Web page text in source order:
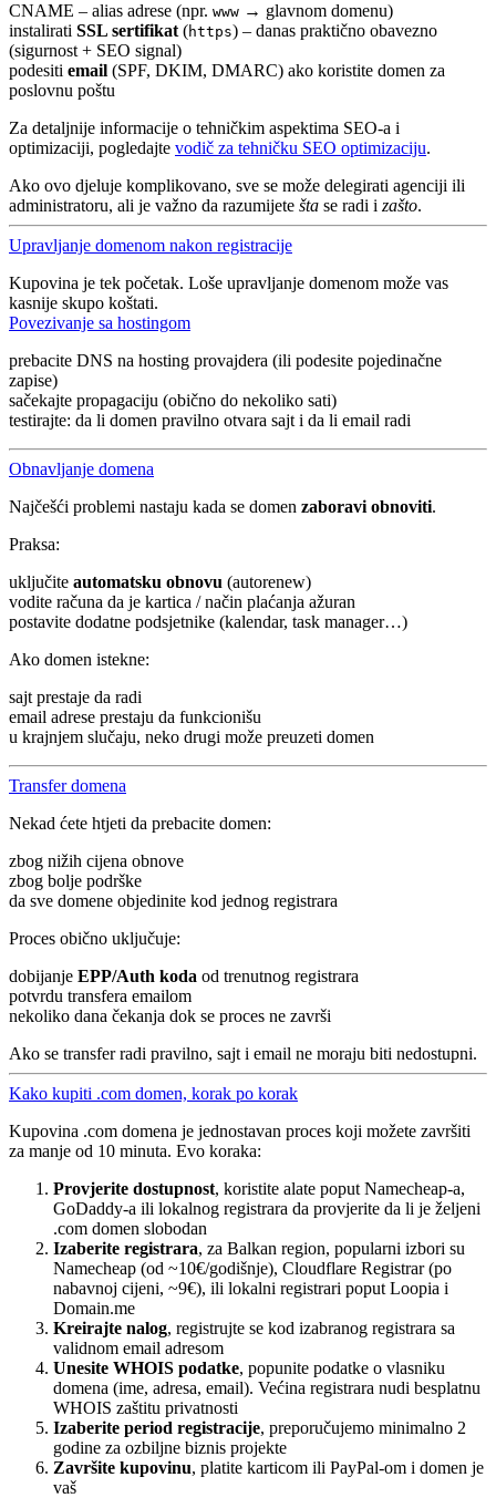
CNAME – alias adrese (npr. www → glavnom domenu)
instalirati SSL sertifikat (https) – danas praktično obavezno
(sigurnost + SEO signal)
podesiti email (SPF, DKIM, DMARC) ako koristite domen za
poslovnu poštu
Za detaljnije informacije o tehničkim aspektima SEO-a i
optimizaciji, pogledajte vodič za tehničku SEO optimizaciju.
Ako ovo djeluje komplikovano, sve se može delegirati agenciji ili
administratoru, ali je važno da razumijete šta se radi i zašto.
Upravljanje domenom nakon registracije
Kupovina je tek početak. Loše upravljanje domenom može vas
kasnije skupo koštati.
Povezivanje sa hostingom
prebacite DNS na hosting provajdera (ili podesite pojedinačne
zapise)
sačekajte propagaciju (obično do nekoliko sati)
testirajte: da li domen pravilno otvara sajt i da li email radi
Obnavljanje domena
Najčešći problemi nastaju kada se domen zaboravi obnoviti.
Praksa:
uključite automatsku obnovu (autorenew)
vodite računa da je kartica / način plaćanja ažuran
postavite dodatne podsjetnike (kalendar, task manager…)
Ako domen istekne:
sajt prestaje da radi
email adrese prestaju da funkcionišu
u krajnjem slučaju, neko drugi može preuzeti domen
Transfer domena
Nekad ćete htjeti da prebacite domen:
zbog nižih cijena obnove
zbog bolje podrške
da sve domene objedinite kod jednog registrara
Proces obično uključuje:
dobijanje EPP/Auth koda od trenutnog registrara
potvrdu transfera emailom
nekoliko dana čekanja dok se proces ne završi
Ako se transfer radi pravilno, sajt i email ne moraju biti nedostupni.
Kako kupiti .com domen, korak po korak
Kupovina .com domena je jednostavan proces koji možete završiti
za manje od 10 minuta. Evo koraka:
Provjerite dostupnost, koristite alate poput Namecheap-a,
GoDaddy-a ili lokalnog registrara da provjerite da li je željeni
.com domen slobodan
Izaberite registrara, za Balkan region, popularni izbori su
Namecheap (od ~10€/godišnje), Cloudflare Registrar (po
nabavnoj cijeni, ~9€), ili lokalni registrari poput Loopia i
Domain.me
Kreirajte nalog, registrujte se kod izabranog registrara sa
validnom email adresom
Unesite WHOIS podatke, popunite podatke o vlasniku
domena (ime, adresa, email). Većina registrara nudi besplatnu
WHOIS zaštitu privatnosti
Izaberite period registracije, preporučujemo minimalno 2
godine za ozbiljne biznis projekte
Završite kupovinu, platite karticom ili PayPal-om i domen je
vaš